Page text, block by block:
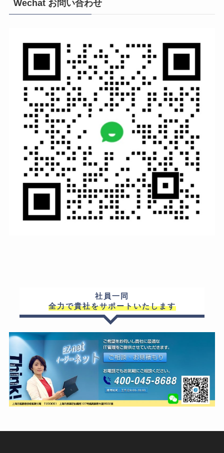
Wechat お問い合わせ
社員一同
全力で貴社をサポートいたします